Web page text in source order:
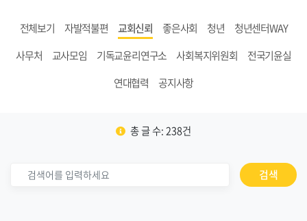
전체보기 자발적불편 교회신뢰 좋은사회 청년
청년센터WAY
사무처
교사모임 기독교윤리연구소 사회복지위원회
전국기윤실
연대협력
공지사항
총 글 수: 238건
검색